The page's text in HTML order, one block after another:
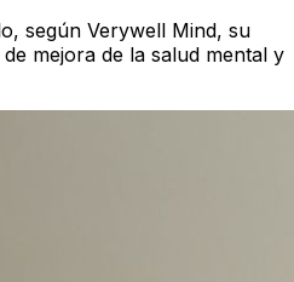
según Verywell Mind, su
mejora de la salud mental y